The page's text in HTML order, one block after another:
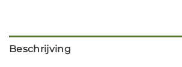
Beschrijving